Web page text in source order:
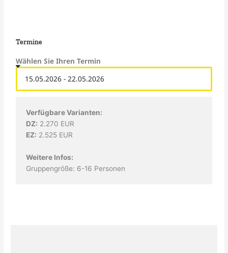
Termine
Wählen Sie Ihren Termin
Verfügbare Varianten:
DZ: 2.270 EUR
EZ: 2.525 EUR
Weitere Infos:
Gruppengröße: 6-16 Personen